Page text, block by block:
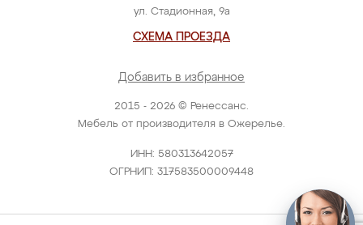
2015 - 2026 © Ренессанс.
Мебель от производителя в Ожерелье.
ИНН: 580313642057
ОГРНИП: 317583500009448
ул. Стадионная, 9а
СХЕМА ПРОЕЗДА
Добавить в избранное